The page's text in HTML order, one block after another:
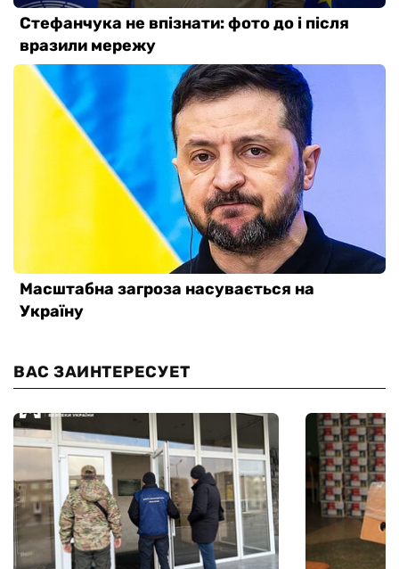
ВАС ЗАИНТЕРЕСУЕТ